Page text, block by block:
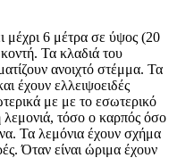
μέχρι 6 μέτρα σε ύψος (20
Τα κλαδιά του
ανοιχτό στέμμα. Τα
έχουν ελλειψοειδές
με με το εσωτερικό
λεμονιά, τόσο ο καρπός όσο
Τα λεμόνια έχουν σχήμα
Όταν είναι ώριμα έχουν